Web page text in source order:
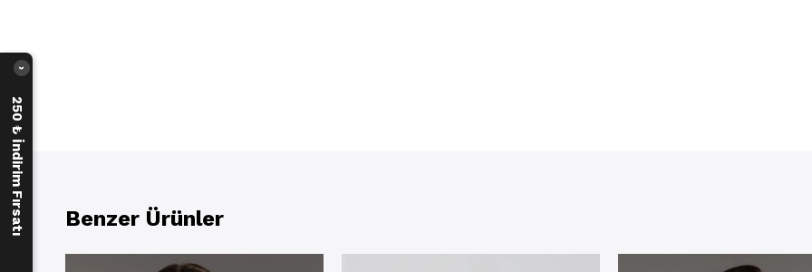
Benzer Ürünler
250 ₺ İndirim Fırsatı
›